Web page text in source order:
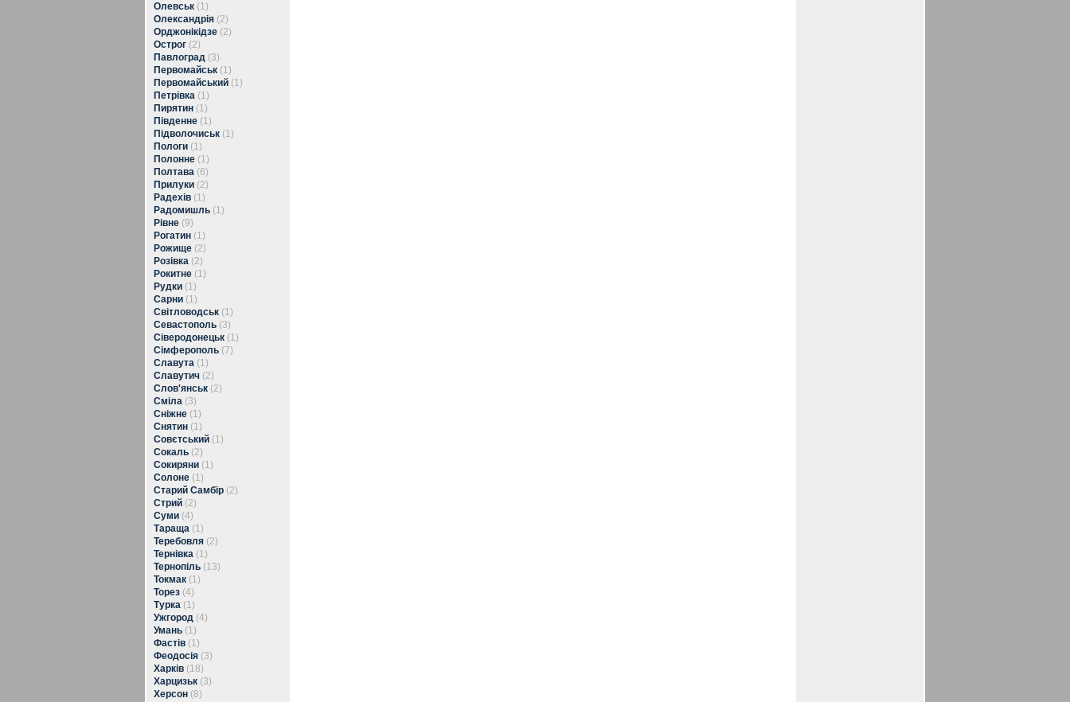
Олевськ (1)
Олександрія (2)
Орджонікідзе (2)
Острог (2)
Павлоград (3)
Первомайськ (1)
Первомайський (1)
Петрівка (1)
Пирятин (1)
Південне (1)
Підволочиськ (1)
Пологи (1)
Полонне (1)
Полтава (6)
Прилуки (2)
Радехів (1)
Радомишль (1)
Рівне (9)
Рогатин (1)
Рожище (2)
Розівка (2)
Рокитне (1)
Рудки (1)
Сарни (1)
Світловодськ (1)
Севастополь (3)
Сіверодонецьк (1)
Сімферополь (7)
Славута (1)
Славутич (2)
Слов'янськ (2)
Сміла (3)
Сніжне (1)
Снятин (1)
Совєтський (1)
Сокаль (2)
Сокиряни (1)
Солоне (1)
Старий Самбір (2)
Стрий (2)
Суми (4)
Тараща (1)
Теребовля (2)
Тернівка (1)
Тернопіль (13)
Токмак (1)
Торез (4)
Турка (1)
Ужгород (4)
Умань (1)
Фастів (1)
Феодосія (3)
Харків (18)
Харцизьк (3)
Херсон (8)